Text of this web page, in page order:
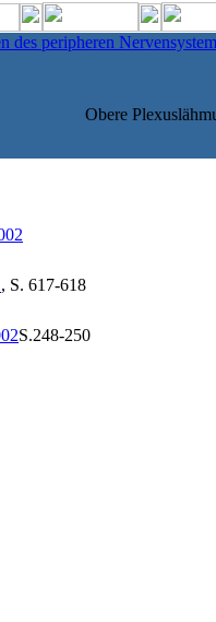
des peripheren
Obere
, S. 617-618
S.248-250